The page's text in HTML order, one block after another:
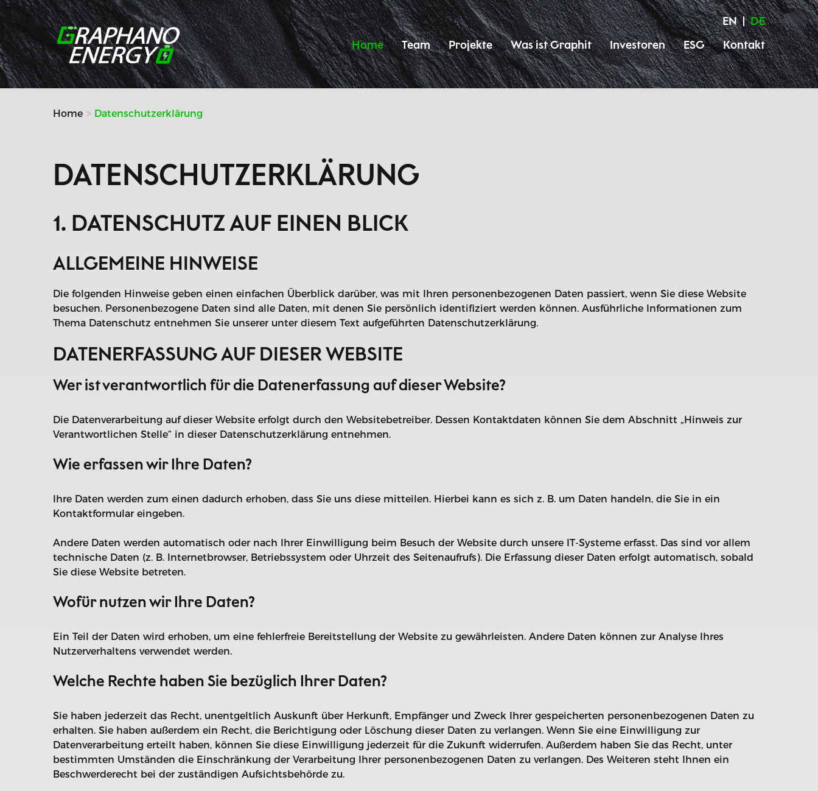
Weiter
Inhalt
EN DE
Home Team Projekte Was ist Graphit Investoren ESG Kontakt
Home Datenschutzerklärung
DATENSCHUTZ­ERKLÄRUNG
1. DATENSCHUTZ AUF EINEN BLICK
ALLGEMEINE HINWEISE
Die folgenden Hinweise geben einen einfachen Überblick darüber, was mit Ihren personenbezogenen Daten passiert, wenn Sie diese Website
besuchen. Personenbezogene Daten sind alle Daten, mit denen Sie persönlich identifiziert werden können. Ausführliche Informationen zum
Thema Datenschutz entnehmen Sie unserer unter diesem Text aufgeführten Datenschutzerklärung.
DATENERFASSUNG AUF DIESER WEBSITE
Wer ist verantwortlich für die Datenerfassung auf dieser Website?
Die Datenverarbeitung auf dieser Website erfolgt durch den Websitebetreiber. Dessen Kontaktdaten können Sie dem Abschnitt „Hinweis zur
Verantwortlichen Stelle“ in dieser Datenschutzerklärung entnehmen.
Wie erfassen wir Ihre Daten?
Ihre Daten werden zum einen dadurch erhoben, dass Sie uns diese mitteilen. Hierbei kann es sich z. B. um Daten handeln, die Sie in ein
Kontaktformular eingeben.
Andere Daten werden automatisch oder nach Ihrer Einwilligung beim Besuch der Website durch unsere IT-Systeme erfasst. Das sind vor allem
technische Daten (z. B. Internetbrowser, Betriebssystem oder Uhrzeit des Seitenaufrufs). Die Erfassung dieser Daten erfolgt automatisch, sobald
Sie diese Website betreten.
Wofür nutzen wir Ihre Daten?
Ein Teil der Daten wird erhoben, um eine fehlerfreie Bereitstellung der Website zu gewährleisten. Andere Daten können zur Analyse Ihres
Nutzerverhaltens verwendet werden.
Welche Rechte haben Sie bezüglich Ihrer Daten?
Sie haben jederzeit das Recht, unentgeltlich Auskunft über Herkunft, Empfänger und Zweck Ihrer gespeicherten personenbezogenen Daten zu
erhalten. Sie haben außerdem ein Recht, die Berichtigung oder Löschung dieser Daten zu verlangen. Wenn Sie eine Einwilligung zur
Datenverarbeitung erteilt haben, können Sie diese Einwilligung jederzeit für die Zukunft widerrufen. Außerdem haben Sie das Recht, unter
bestimmten Umständen die Einschränkung der Verarbeitung Ihrer personenbezogenen Daten zu verlangen. Des Weiteren steht Ihnen ein
Beschwerderecht bei der zuständigen Aufsichtsbehörde zu.